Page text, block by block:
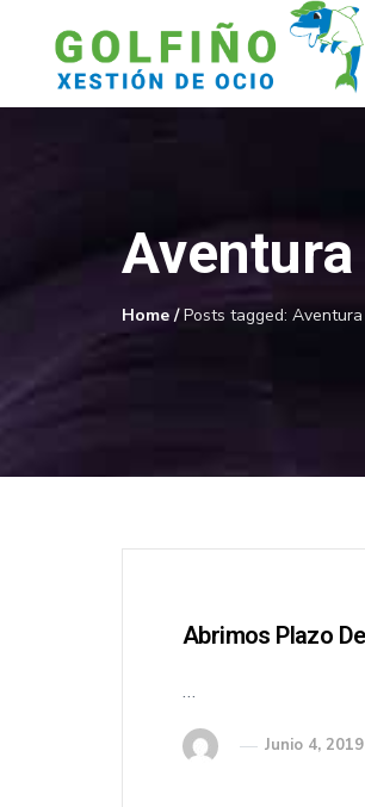
Aventura
Home /Posts tagged: Aventura
Abrimos Plazo
…
Junio 4, 2019